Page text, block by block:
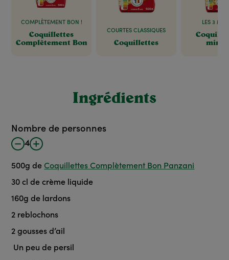
COMPLÈTEMENT BON !
Coquillettes
Complètement Bon
COURTES CLASSIQUES
Coquillettes
LES 3
Ingrédients
Nombre de personnes
4
500g deCoquillettes Complètement Bon Panzani
30 clde crème liquide
160g de lardons
2 reblochons
2 gousses d’ail
Un peu de persil